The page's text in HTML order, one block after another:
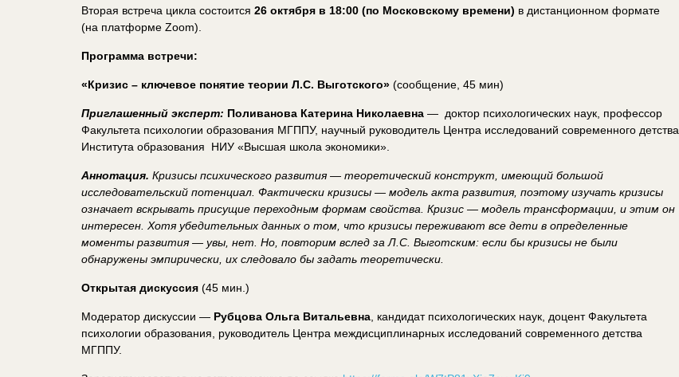
Вторая встреча цикла состоится 26 октября в 18:00 (по Московскому времени) в дистанционном формате
(на платформе Zoom).
Программа встречи:
«Кризис – ключевое понятие теории Л.С. Выготского» (сообщение, 45 мин)
Приглашенный эксперт: Поливанова Катерина Николаевна — доктор психологических наук, профессор
Факультета психологии образования МГППУ, научный руководитель Центра исследований современного детства
Института образования НИУ «Высшая школа экономики».
Аннотация. Кризисы психического развития — теоретический конструкт, имеющий большой
исследовательский потенциал. Фактически кризисы — модель акта развития, поэтому изучать кризисы
означает вскрывать присущие переходным формам свойства. Кризис — модель трансформации, и этим он
интересен. Хотя убедительных данных о том, что кризисы переживают все дети в определенные
моменты развития — увы, нет. Но, повторим вслед за Л.С. Выготским: если бы кризисы не были
обнаружены эмпирически, их следовало бы задать теоретически.
Открытая дискуссия (45 мин.)
Модератор дискуссии — Рубцова Ольга Витальевна , кандидат психологических наук, доцент Факультета
психологии образования, руководитель Центра междисциплинарных исследований современного детства
МГППУ.